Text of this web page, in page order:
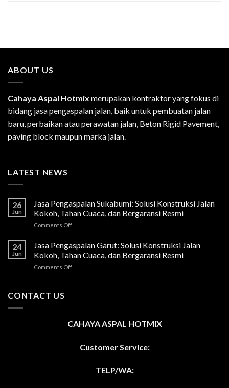
ABOUT US
Cahaya Aspal Hotmix merupakan kontraktor yang fokus di
bidang jasa pengaspalan jalan, baik untuk pembuatan jalan
baru, perbaikan atau perawatan jalan, Beton Rigid Pavement,
paving block maupun marka jalan.
LATEST NEWS
26
Jun
Jasa Pengaspalan Sukabumi: Solusi Konstruksi Jalan
Kokoh, Tahan Cuaca, dan Bergaransi Resmi
Comments Offon
Pengaspalan
Sukabumi:
Solusi
Konstruksi
Bergaransi
24
Jun
Jasa Pengaspalan Garut: Solusi Konstruksi Jalan
Kokoh, Tahan Cuaca, dan Bergaransi Resmi
Comments Offon
Kokoh,
Cuaca,
CONTACT US
CAHAYA ASPAL HOTMIX
Customer Service:
TELP/WA: